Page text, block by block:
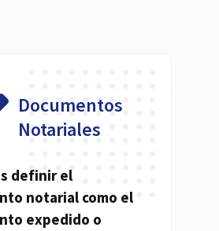
Documentos
Notariales
definir el
notarial como el
expedido o